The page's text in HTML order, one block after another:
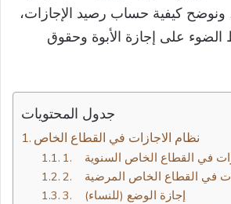
كيفية حساب رصيد الإجازات،
الضوء على إجازة الأبوة وحقوق
جدول المحتويات
في القطاع الخاص السنوية
في القطاع الخاص المرضية
3. إجازة الوضع (للنساء)